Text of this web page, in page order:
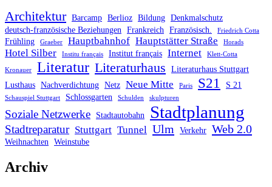
Architektur Barcamp Berlioz Bildung Denkmalschutz
deutsch-französische Beziehungen Frankreich Französisch. Friedrich Cotta
Frühling Graeber Hauptbahnhof Hauptstätter Straße Horads
Hotel Silber Institu français Institut français Internet Klett-Cotta
Kronauer Literatur Literaturhaus
Literaturhaus Stuttgart
Lusthaus Nachverdichtung Netz Neue Mitte Paris S21 S 21
Schauspiel Stuttgart Schlossgarten Schulden skulpturen
Soziale Netzwerke Stadtautobahn Stadtplanung
Stadtreparatur Stuttgart Tunnel Ulm Verkehr Web 2.0
Weihnachten Weinstube
Archiv